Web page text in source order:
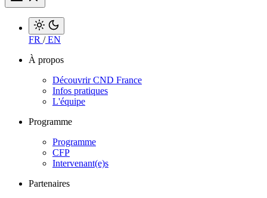
FR /EN
À propos
Découvrir CND France
Infos pratiques
L'équipe
Programme
Programme
CFP
Intervenant(e)s
Partenaires